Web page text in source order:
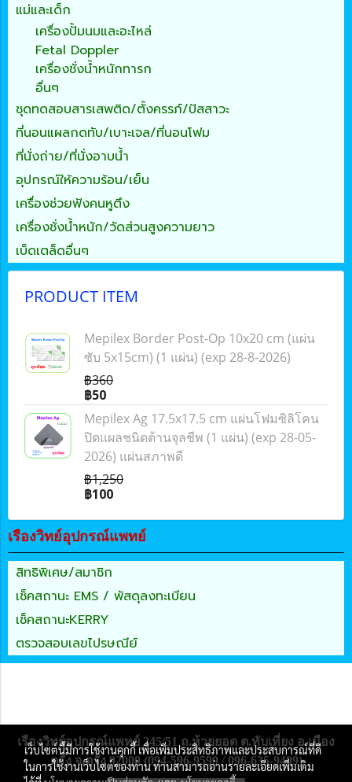
แม่และเด็ก
เครื่องปั้มนมและอะไหล่
Fetal Doppler
เครื่องชั่งน้ำหนักทารก
อื่นๆ
ชุดทดสอบสารเสพติด/ตั้งครรภ์/ปัสสาวะ
ที่นอนแผลกดทับ/เบาะเจล/ที่นอนโฟม
ที่นั่งถ่าย/ที่นั่งอาบน้ำ
อุปกรณ์ให้ความร้อน/เย็น
เครื่องช่วยฟังคนหูตึง
เครื่องชั่งน้ำหนัก/วัดส่วนสูงความยาว
เบ็ดเตล็ดอื่นๆ
PRODUCT ITEM
Mepilex Border Post-Op 10x20 cm (แผ่น
ซับ 5x15cm) (1 แผ่น) (exp 28-8-2026)
฿360
฿50
Mepilex Ag 17.5x17.5 cm แผ่นโฟมซิลิโคน
ปิดแผลชนิดต้านจุลชีพ (1 แผ่น) (exp 28-05-
2026) แผ่นสภาพดี
฿1,250
฿100
เรืองวิทย์อุปกรณ์แพทย์
สิทธิพิเศษ/สมาชิก
เช็คสถานะ EMS / พัสดุลงทะเบียน
เช็คสถานะKERRY
ตรวจสอบเลขไปรษณีย์
เรืองวิทย์อุปกรณ์แพทย์ 245/51 ถ.ห้วยยอด ต.ทับเที่ยง อ.เมือง
ตรัง จ.ตรัง 92000 (094-596-9599 / 096-635-9409)
เว็บไซต์นี้มีการใช้งานคุกกี้ เพื่อเพิ่มประสิทธิภาพและประสบการณ์ที่ดี
ในการใช้งานเว็บไซต์ของท่าน ท่านสามารถอ่านรายละเอียดเพิ่มเติม